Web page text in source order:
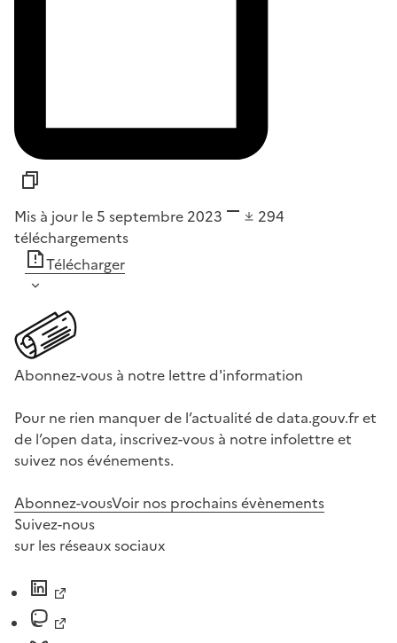
Mis à jour le 5 septembre 2023
294
téléchargements
Télécharger
Abonnez-vous à notre lettre d'information
Pour ne rien manquer de l’actualité de data.gouv.fr et
de l’open data, inscrivez-vous à notre infolettre et
suivez nos événements.
Abonnez-vousVoir nos prochains évènements
Suivez-nous
sur les réseaux sociaux